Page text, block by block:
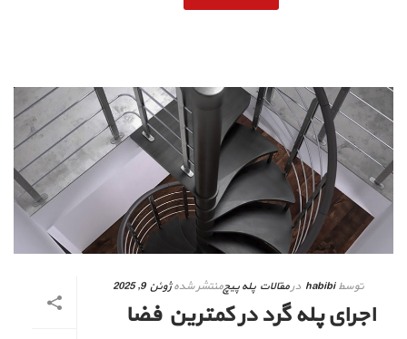
توسط habibi درمقالات پله پیچمنتشر شدهژوئن 9, 2025
اجرای پله گرد در کمترین فضا